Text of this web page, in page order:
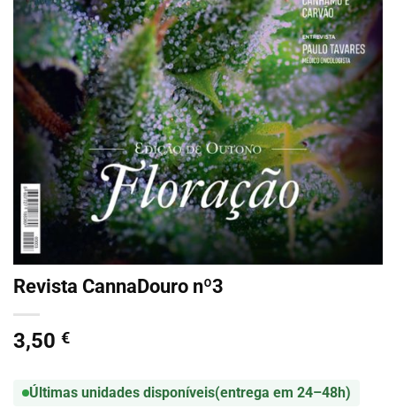
Revista CannaDouro nº3
3,50 €
Últimas unidades disponíveis(entrega em 24–48h)